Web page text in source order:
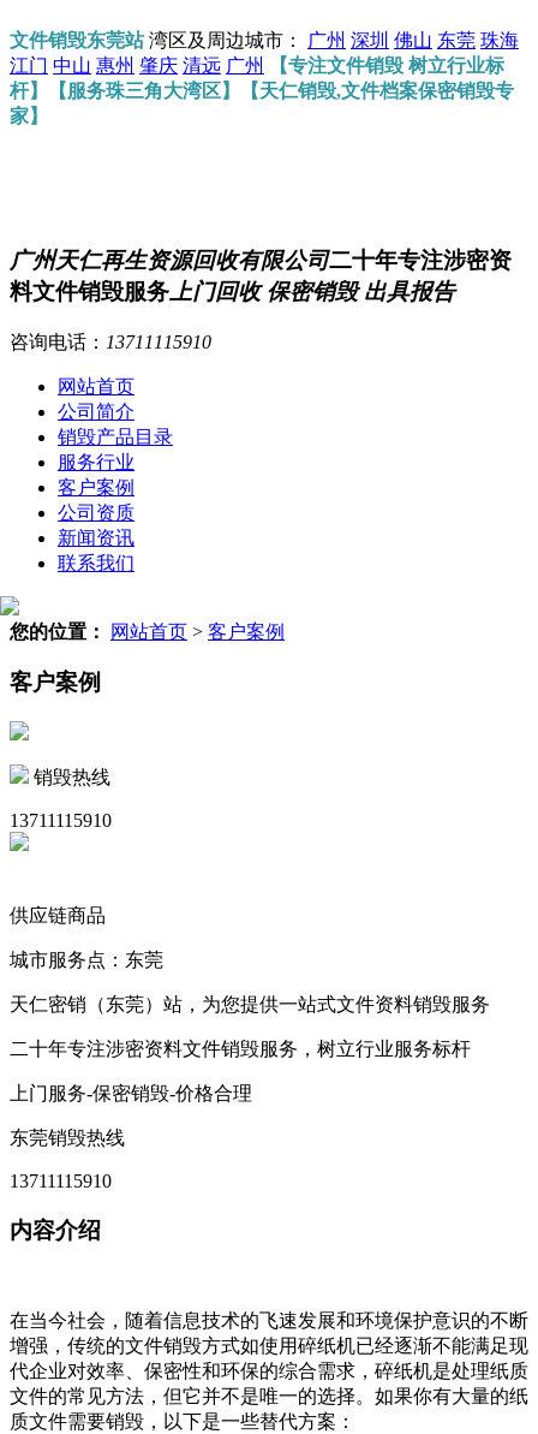
文件销毁东莞站湾区及周边城市： 广州 深圳 佛山 东莞 珠海
江门 中山 惠州 肇庆 清远 广州
【专注文件销毁 树立行业标
杆】【服务珠三角大湾区】【天仁销毁,文件档案保密销毁专
家】
广州天仁再生资源回收有限公司二十年专注涉密资
料文件销毁服务 上门回收 保密销毁 出具报告
咨询电话： 13711115910
网站首页
公司简介
销毁产品目录
服务行业
客户案例
公司资质
新闻资讯
联系我们
您的位置： 网站首页 > 客户案例
客户案例
销毁热线
13711115910
供应链商品
城市服务点：东莞
天仁密销（东莞）站，为您提供一站式文件资料销毁服务
二十年专注涉密资料文件销毁服务，树立行业服务标杆
上门服务-保密销毁-价格合理
东莞销毁热线
13711115910
内容介绍
在当今社会，随着信息技术的飞速发展和环境保护意识的不断
增强，传统的文件销毁方式如使用碎纸机已经逐渐不能满足现
代企业对效率、保密性和环保的综合需求，碎纸机是处理纸质
文件的常见方法，但它并不是唯一的选择。如果你有大量的纸
质文件需要销毁，以下是一些替代方案：